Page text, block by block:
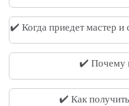
✔️ Когда приедет мастер и
✔️ Почему
✔️ Как